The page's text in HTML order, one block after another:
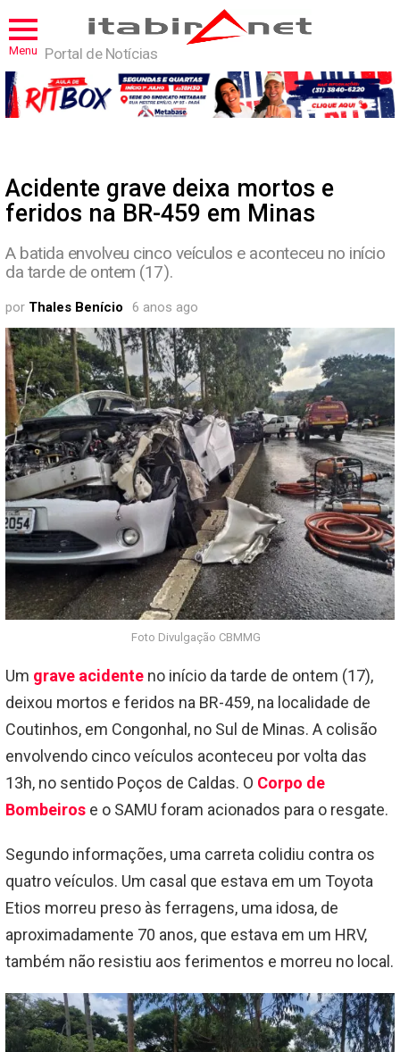
Menu Portal de Notícias
Acidente grave deixa mortos e
feridos na BR-459 em Minas
A batida envolveu cinco veículos e aconteceu no início
da tarde de ontem (17).
por Thales Benício 6 anos ago
Foto Divulgação CBMMG
Um grave acidente no início da tarde de ontem (17),
deixou mortos e feridos na BR-459, na localidade de
Coutinhos, em Congonhal, no Sul de Minas. A colisão
envolvendo cinco veículos aconteceu por volta das
13h, no sentido Poços de Caldas. O Corpo de
Bombeiros e o SAMU foram acionados para o resgate.
Segundo informações, uma carreta colidiu contra os
quatro veículos. Um casal que estava em um Toyota
Etios morreu preso às ferragens, uma idosa, de
aproximadamente 70 anos, que estava em um HRV,
também não resistiu aos ferimentos e morreu no local.